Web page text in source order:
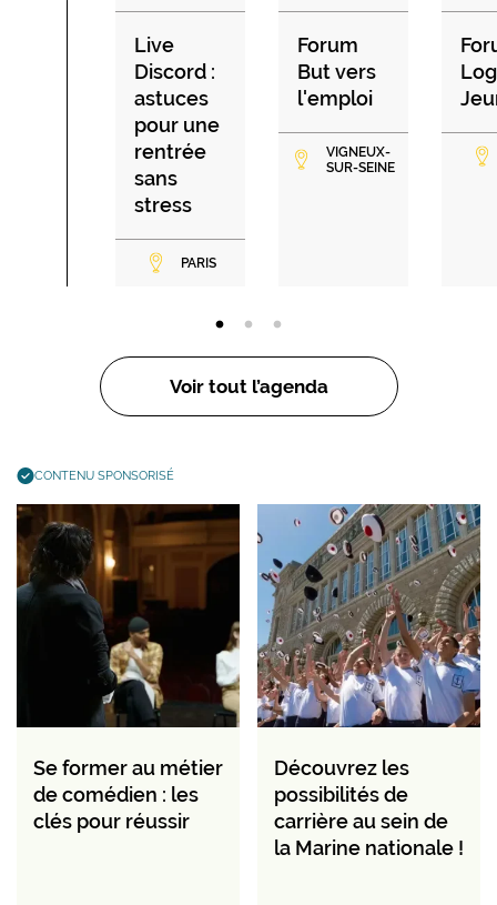
Live
Discord :
astuces
pour une
rentrée
sans
stress
PARIS
Forum
But vers
l'emploi
VIGNEUX-
SUR-SEINE
Voir tout l’agenda
CONTENU SPONSORISÉ
Se former au métier
de comédien : les
clés pour réussir
Découvrez les
possibilités de
carrière au sein de
la Marine nationale !